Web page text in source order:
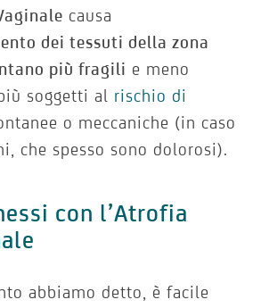
causa
dei tessuti della zona
più fragili e meno
soggetti al rischio di
o meccaniche (in caso
che spesso sono dolorosi).
con l’Atrofia
abbiamo detto, è facile